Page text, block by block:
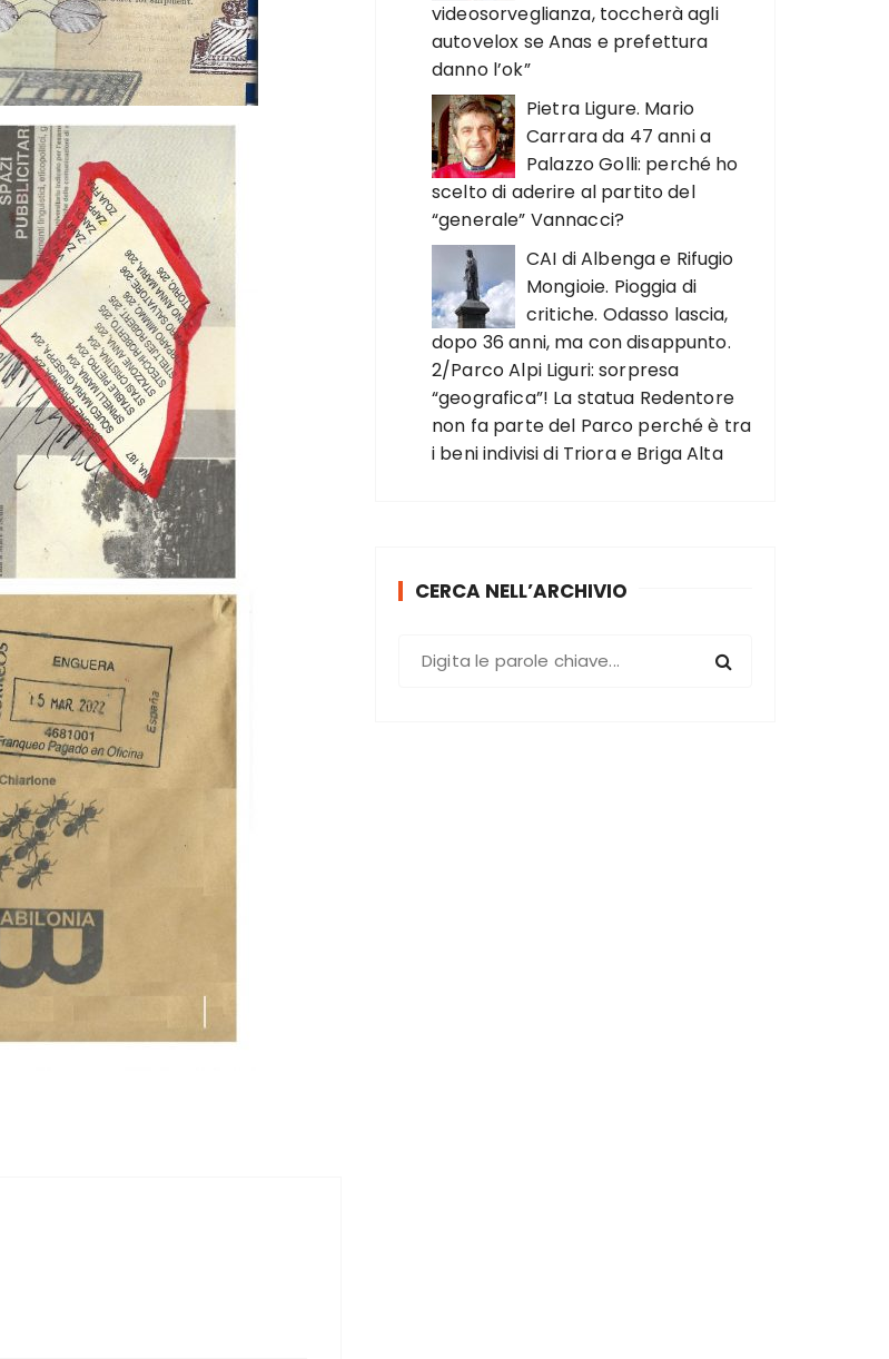
videosorveglianza, toccherà agli
autovelox se Anas e prefettura
danno l’ok”
Pietra Ligure. Mario
Carrara da 47 anni a
Palazzo Golli: perché ho
scelto di aderire al partito del
“generale” Vannacci?
CAI di Albenga e Rifugio
Mongioie. Pioggia di
critiche. Odasso lascia,
dopo 36 anni, ma con disappunto.
2/Parco Alpi Liguri: sorpresa
“geografica”! La statua Redentore
non fa parte del Parco perché è tra
i beni indivisi di Triora e Briga Alta
CERCA NELL’ARCHIVIO